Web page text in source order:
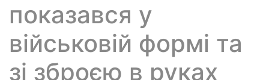
показався у
військовій формі та
зі зброєю в руках